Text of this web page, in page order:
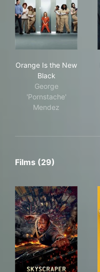
Orange Is the New
Black
George
'Pornstache'
Mendez
Films (29)